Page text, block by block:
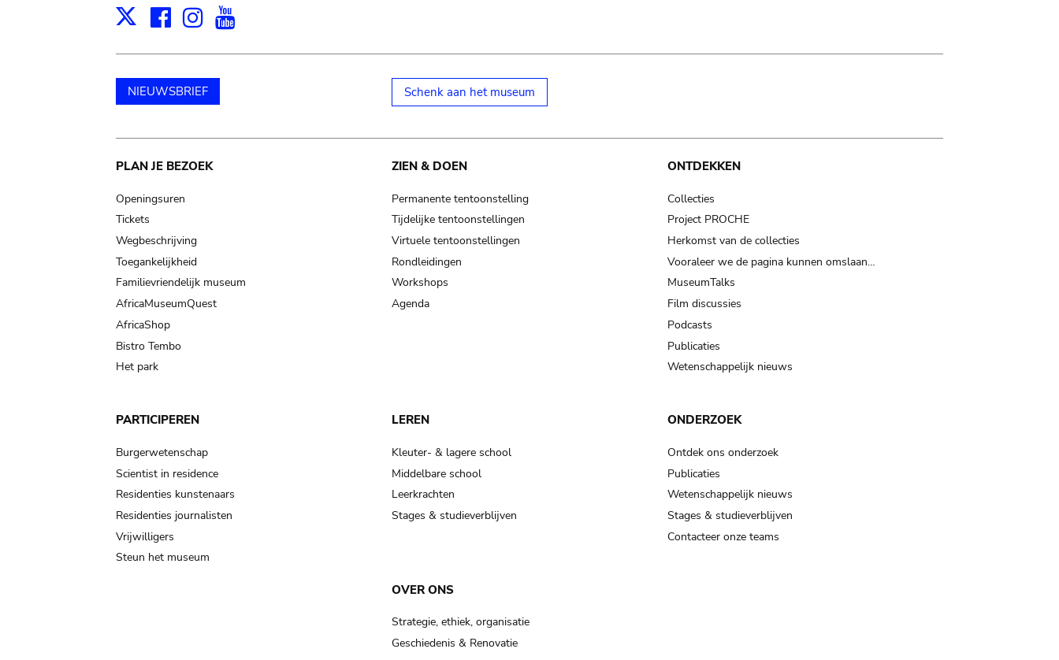
X Facebook
Instagram
NIEUWSBRIEF Schenk aan het museum
Main
navigation
PLAN JE BEZOEK
Openingsuren
Tickets
Wegbeschrijving
Toegankelijkheid
Familievriendelijk museum
AfricaMuseumQuest
AfricaShop
Bistro Tembo
Het park
ZIEN & DOEN
Permanente tentoonstelling
Tijdelijke tentoonstellingen
Virtuele tentoonstellingen
Rondleidingen
Workshops
Agenda
ONTDEKKEN
Collecties
Project PROCHE
Herkomst van de collecties
Vooraleer we de pagina kunnen omslaan…
MuseumTalks
Film discussies
Podcasts
Publicaties
Wetenschappelijk nieuws
PARTICIPEREN
Burgerwetenschap
Scientist in residence
Residenties kunstenaars
Residenties journalisten
Vrijwilligers
Steun het museum
LEREN
Kleuter- & lagere school
Middelbare school
Leerkrachten
Stages & studieverblijven
ONDERZOEK
Ontdek ons onderzoek
Publicaties
Wetenschappelijk nieuws
Stages & studieverblijven
Contacteer onze teams
OVER ONS
Strategie, ethiek, organisatie
Geschiedenis & Renovatie